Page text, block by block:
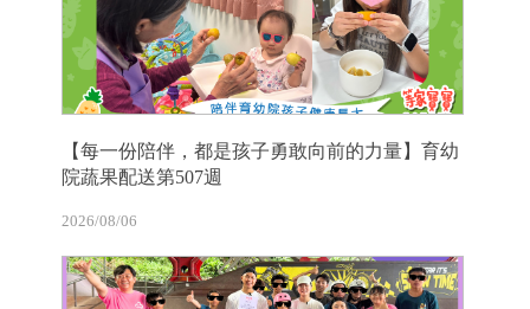
【每一份陪伴，都是孩子勇敢向前的力量】育幼
院蔬果配送第507週
2026/08/06